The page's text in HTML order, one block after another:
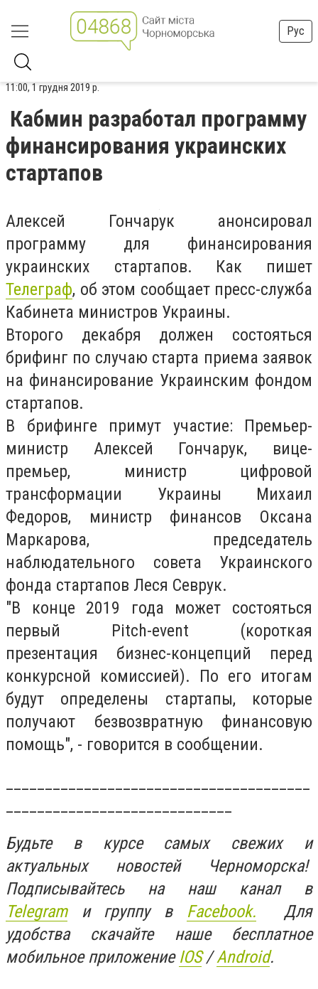
Рус
11:00, 1 грудня 2019 р.
Кабмин разработал программу
финансирования украинских
стартапов
Алексей Гончарук анонсировал
программу для финансирования
украинских стартапов. Как пишет
Телеграф, об этом сообщает пресс-служба
Кабинета министров Украины.
Второго декабря должен состояться
брифинг по случаю старта приема заявок
на финансирование Украинским фондом
стартапов.
В брифинге примут участие: Премьер-
министр Алексей Гончарук, вице-
премьер, министр цифровой
трансформации Украины Михаил
Федоров, министр финансов Оксана
Маркарова, председатель
наблюдательного совета Украинского
фонда стартапов Леся Севрук.
"В конце 2019 года может состояться
первый Pitch-event (короткая
презентация бизнес-концепций перед
конкурсной комиссией). По его итогам
будут определены стартапы, которые
получают безвозвратную финансовую
помощь", - говорится в сообщении.
Будьте в курсе самых свежих и
актуальных новостей Черноморска!
Подписывайтесь на наш канал в
Telegramи группу в Facebook. Для
удобства скачайте наше бесплатное
мобильное приложение IOS/Android.